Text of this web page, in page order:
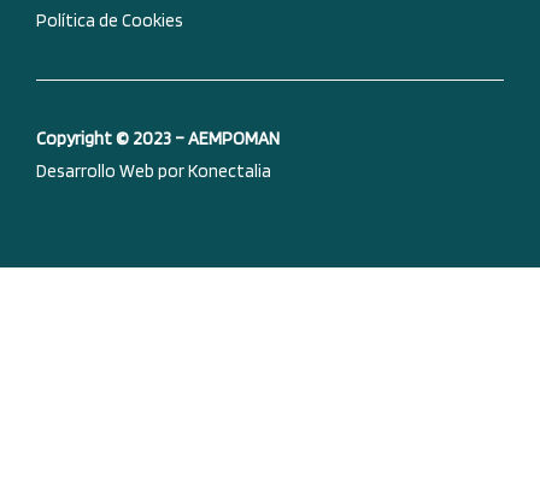
Política de Cookies
Copyright © 2023 – AEMPOMAN
Desarrollo Web por Konectalia